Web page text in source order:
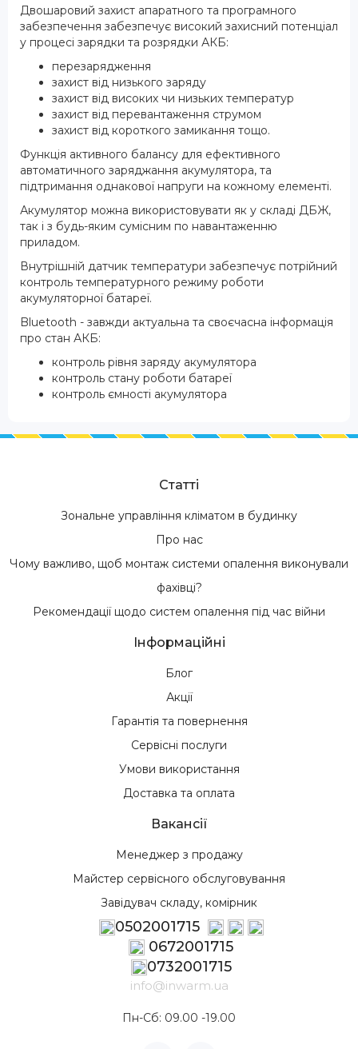
Двошаровий захист апаратного та програмного
забезпечення забезпечує високий захисний потенціал
у процесі зарядки та розрядки АКБ:
перезарядження
захист від низького заряду
захист від високих чи низьких температур
захист від перевантаження струмом
захист від короткого замикання тощо.
Функція активного балансу для ефективного
автоматичного заряджання акумулятора, та
підтримання однакової напруги на кожному елементі.
Акумулятор можна використовувати як у складі ДБЖ,
так і з будь-яким сумісним по навантаженню
приладом.
Внутрішній датчик температури забезпечує потрійний
контроль температурного режиму роботи
акумуляторної батареї.
Bluetooth - завжди актуальна та своєчасна інформація
про стан АКБ:
контроль рівня заряду акумулятора
контроль стану роботи батареї
контроль ємності акумулятора
Статті
Зональне управління кліматом в будинку
Про нас
Чому важливо, щоб монтаж системи опалення виконували
фахівці?
Рекомендації щодо систем опалення під час війни
Інформаційні
Блог
Акції
Гарантія та повернення
Сервісні послуги
Умови використання
Доставка та оплата
Вакансії
Менеджер з продажу
Майстер сервісного обслуговування
Завідувач складу, комірник
0502001715
0672001715
0732001715
info@inwarm.ua
Пн-Сб: 09.00 -19.00